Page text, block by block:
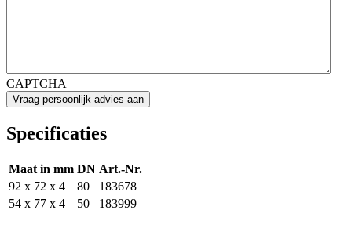
CAPTCHA
Specificaties
Maat in mm DN Art.-Nr.
92 x 72 x 4
80
183678
54 x 77 x 4
50 183999